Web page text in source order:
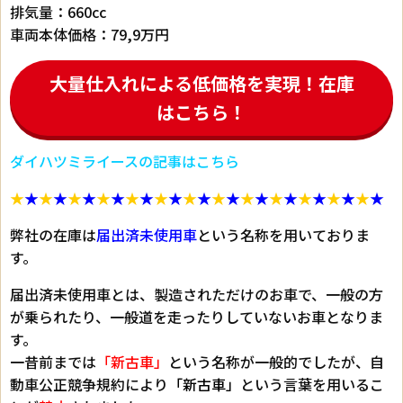
排気量：660cc
車両本体価格：79,9万円
大量仕入れによる低価格を実現！在庫
はこちら！
ダイハツミライースの記事はこちら
★★★★★★★★★★★★★★★★★★★★★★★★★★
弊社の在庫は届出済未使用車という名称を用いておりま
す。
届出済未使用車とは、製造されただけのお車で、一般の方
が乗られたり、一般道を走ったりしていないお車となりま
す。
一昔前までは 「新古車」 という名称が一般的でしたが、自
動車公正競争規約により 「新古車」 という言葉を用いるこ